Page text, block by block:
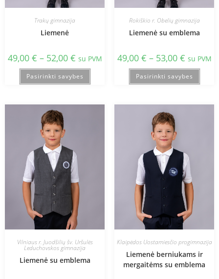
Trakų gimnazija
Liemenė
49,00 € – 52,00 € su PVM
Pasirinkti savybes
Rokiškio r. Obelių gimnazija
Liemenė su emblema
49,00 € – 53,00 € su PVM
Pasirinkti savybes
Vilniaus r. Juodšilių šv. Uršulės
Leduchovskos gimnazija
Liemenė su emblema
Klaipėdos Uostamiesčio progimnazija
Liemenė berniukams ir
mergaitėms su emblema